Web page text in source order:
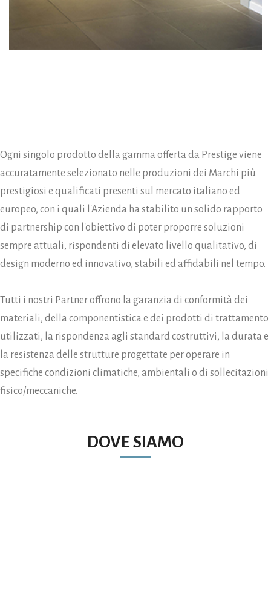
Ogni singolo prodotto della gamma offerta da Prestige viene
accuratamente selezionato nelle produzioni dei Marchi più
prestigiosi e qualificati presenti sul mercato italiano ed
europeo, con i quali l'Azienda ha stabilito un solido rapporto
di partnership con l'obiettivo di poter proporre soluzioni
sempre attuali, rispondenti di elevato livello qualitativo, di
design moderno ed innovativo, stabili ed affidabili nel tempo.
Tutti i nostri Partner offrono la garanzia di conformità dei
materiali, della componentistica e dei prodotti di trattamento
utilizzati, la rispondenza agli standard costruttivi, la durata e
la resistenza delle strutture progettate per operare in
specifiche condizioni climatiche, ambientali o di sollecitazioni
fisico/meccaniche.
DOVE SIAMO